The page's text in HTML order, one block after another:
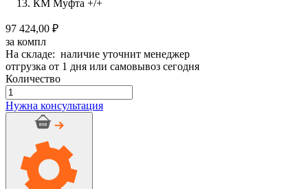
КМ Муфта +/+
97 424,00 ₽
за компл
На складе: наличие уточнит менеджер
отгрузка от 1 дня или самовывоз сегодня
Количество
Количество
товара
Дымоход
стальной
нерж.,
130/180мм,
Нужна консультация